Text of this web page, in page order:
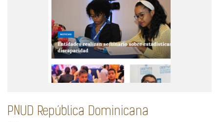
PNUD República Dominicana